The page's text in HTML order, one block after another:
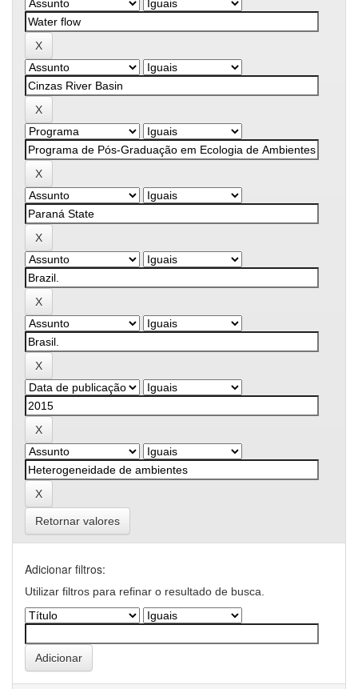
Retornar valores
Adicionar filtros:
Utilizar filtros para refinar o resultado de busca.